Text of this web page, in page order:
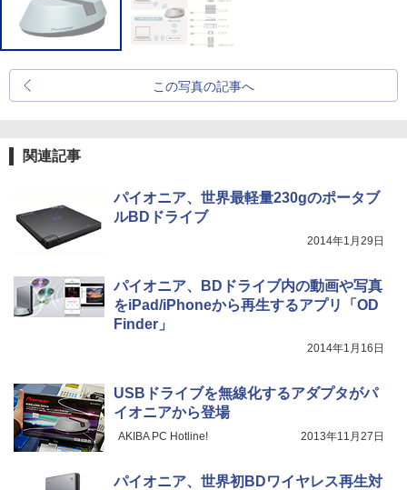
この写真の記事へ
関連記事
パイオニア、世界最軽量230gのポータブ
ルBDドライブ
2014年1月29日
パイオニア、BDドライブ内の動画や写真
をiPad/iPhoneから再生するアプリ「OD
Finder」
2014年1月16日
USBドライブを無線化するアダプタがパ
イオニアから登場
AKIBA PC Hotline! 2013年11月27日
パイオニア、世界初BDワイヤレス再生対